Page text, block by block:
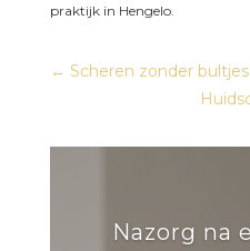
praktijk in Hengelo.
← Scheren zonder bultjes
Nazorg na